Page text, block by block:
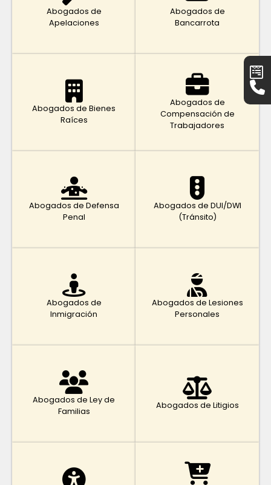
Abogados de
Apelaciones
Abogados de
Bancarrota
Abogados de Bienes
Raíces
Abogados de
Compensación de
Trabajadores
Abogados de Defensa
Penal
Abogados de DUI/DWI
(Tránsito)
Abogados de
Inmigración
Abogados de Lesiones
Personales
Abogados de Ley de
Familias
Abogados de Litigios